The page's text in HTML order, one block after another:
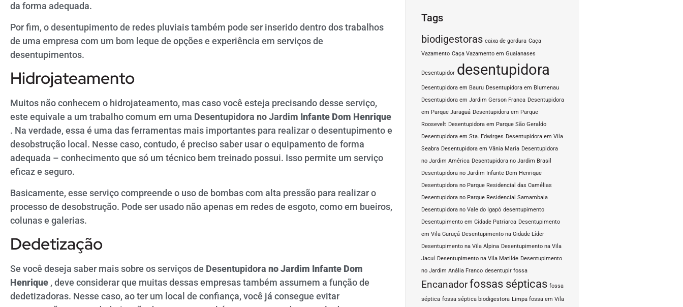
da forma adequada.
Por fim, o desentupimento de redes pluviais também pode ser inserido dentro dos trabalhos
de uma empresa com um bom leque de opções e experiência em serviços de
desentupimentos.
Hidrojateamento
Muitos não conhecem o hidrojateamento, mas caso você esteja precisando desse serviço,
este equivale a um trabalho comum em uma Desentupidora no Jardim Infante Dom Henrique
. Na verdade, essa é uma das ferramentas mais importantes para realizar o desentupimento e
desobstrução local. Nesse caso, contudo, é preciso saber usar o equipamento de forma
adequada – conhecimento que só um técnico bem treinado possui. Isso permite um serviço
eficaz e seguro.
Basicamente, esse serviço compreende o uso de bombas com alta pressão para realizar o
processo de desobstrução. Pode ser usado não apenas em redes de esgoto, como em bueiros,
colunas e galerias.
Dedetização
Se você deseja saber mais sobre os serviços de Desentupidora no Jardim Infante Dom
Henrique , deve considerar que muitas dessas empresas também assumem a função de
dedetizadoras. Nesse caso, ao ter um local de confiança, você já consegue evitar
Tags
biodigestoras caixa de gordura Caça
Vazamento Caça Vazamento em Guaianases
Desentupidor desentupidora
Desentupidora em Bauru Desentupidora em Blumenau
Desentupidora em Jardim Gerson Franca Desentupidora
em Parque Jaraguá Desentupidora em Parque
Roosevelt Desentupidora em Parque São Geraldo
Desentupidora em Sta. Edwirges Desentupidora em Vila
Seabra Desentupidora em Vânia Maria Desentupidora
no Jardim América Desentupidora no Jardim Brasil
Desentupidora no Jardim Infante Dom Henrique
Desentupidora no Parque Residencial das Camélias
Desentupidora no Parque Residencial Samambaia
Desentupidora no Vale do Igapó desentupimento
Desentupimento em Cidade Patriarca Desentupimento
em Vila Curuçá Desentupimento na Cidade Líder
Desentupimento na Vila Alpina Desentupimento na Vila
Jacuí Desentupimento na Vila Matilde Desentupimento
no Jardim Anália Franco desentupir fossa
Encanadorfossas sépticas fossa
séptica fossa séptica biodigestora Limpa fossa em Vila